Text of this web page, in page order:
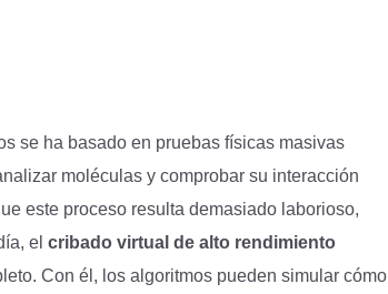
se ha basado en pruebas físicas masivas
moléculas y comprobar su interacción
este proceso resulta demasiado laborioso,
el cribado virtual de alto rendimiento
Con él, los algoritmos pueden simular cómo